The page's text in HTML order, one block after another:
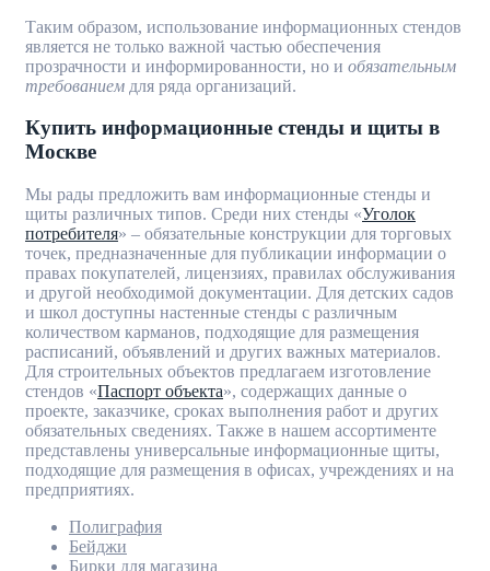
Таким образом, использование информационных стендов
является не только важной частью обеспечения
прозрачности и информированности, но и обязательным
требованием для ряда организаций.
Купить информационные стенды и щиты в
Москве
Мы рады предложить вам информационные стенды и
щиты различных типов. Среди них стенды «Уголок
потребителя» – обязательные конструкции для торговых
точек, предназначенные для публикации информации о
правах покупателей, лицензиях, правилах обслуживания
и другой необходимой документации. Для детских садов
и школ доступны настенные стенды с различным
количеством карманов, подходящие для размещения
расписаний, объявлений и других важных материалов.
Для строительных объектов предлагаем изготовление
стендов «Паспорт объекта», содержащих данные о
проекте, заказчике, сроках выполнения работ и других
обязательных сведениях. Также в нашем ассортименте
представлены универсальные информационные щиты,
подходящие для размещения в офисах, учреждениях и на
предприятиях.
Полиграфия
Бейджи
Бирки для магазина